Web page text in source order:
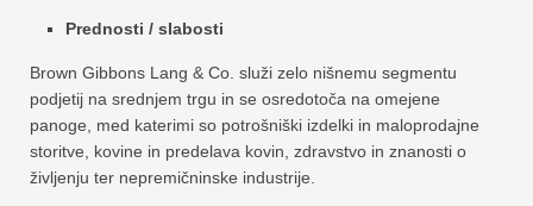
Prednosti / slabosti
Brown Gibbons Lang & Co. služi zelo nišnemu segmentu
podjetij na srednjem trgu in se osredotoča na omejene
panoge, med katerimi so potrošniški izdelki in maloprodajne
storitve, kovine in predelava kovin, zdravstvo in znanosti o
življenju ter nepremičninske industrije.